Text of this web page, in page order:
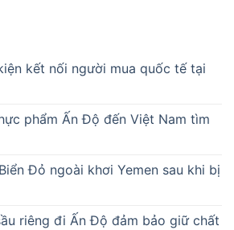
kết nối người mua quốc tế tại
phẩm Ấn Độ đến Việt Nam tìm
Đỏ ngoài khơi Yemen sau khi bị
riêng đi Ấn Độ đảm bảo giữ chất